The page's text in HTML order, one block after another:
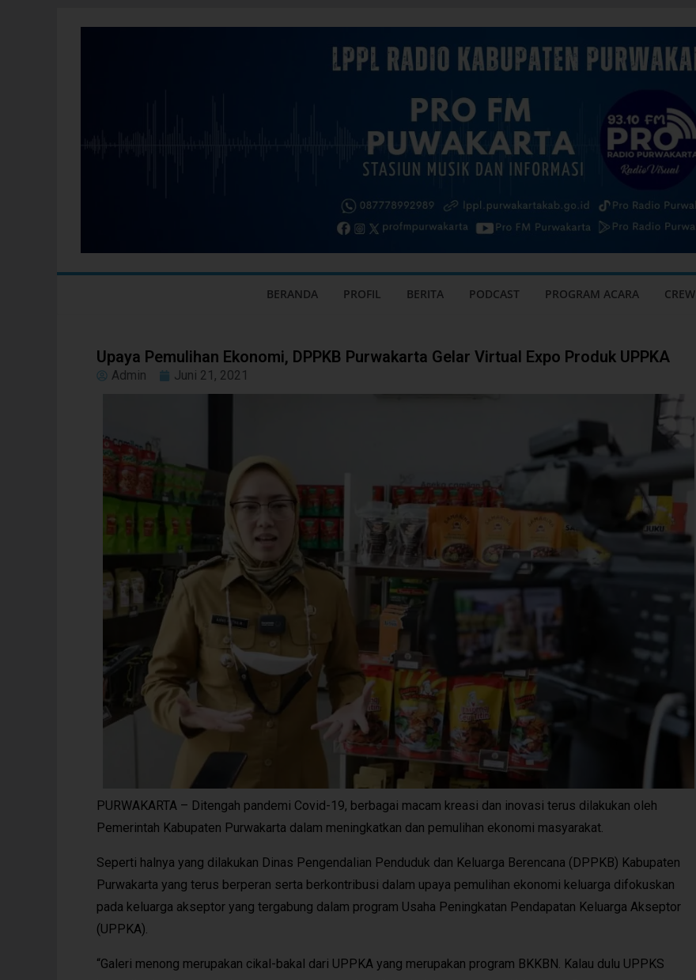
BERANDA PROFIL BERITA PODCAST PROGRAM ACARA CREW
Upaya Pemulihan Ekonomi, DPPKB Purwakarta Gelar Virtual Expo Produk UPPKA
Admin Juni 21, 2021
PURWAKARTA – Ditengah pandemi Covid-19, berbagai macam kreasi dan inovasi terus dilakukan oleh
Pemerintah Kabupaten Purwakarta dalam meningkatkan dan pemulihan ekonomi masyarakat.
Seperti halnya yang dilakukan Dinas Pengendalian Penduduk dan Keluarga Berencana (DPPKB) Kabupaten
Purwakarta yang terus berperan serta berkontribusi dalam upaya pemulihan ekonomi keluarga difokuskan
pada keluarga akseptor yang tergabung dalam program Usaha Peningkatan Pendapatan Keluarga Akseptor
(UPPKA).
“Galeri menong merupakan cikal-bakal dari UPPKA yang merupakan program BKKBN. Kalau dulu UPPKS